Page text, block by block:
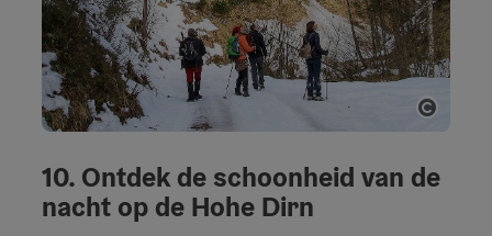
Start
10. Ontdek de schoonheid van de
nacht op de Hohe Dirn